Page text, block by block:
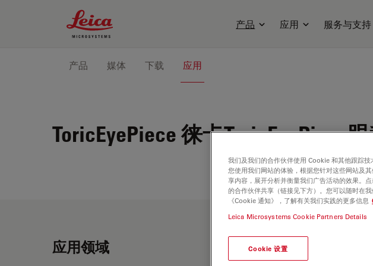
Leica Microsystems Logo
产品 应用 服务与支持
产品 媒体 下载 应用
ToricEyePiece 徕卡ToricEyePiece
应用领域
我们及我们的合作伙伴使用 Cookie 和其他跟踪
您使用我们网站的体验，根据您针对这些网站及
享内容，展开分析并衡量我们广告活动的效果。
的合作伙伴共享（链接见下方）。您可以随时在
《Cookie 通知》，了解有关我们实践的更多信息
Leica Microsystems Cookie Partners Details
Cookie 设置